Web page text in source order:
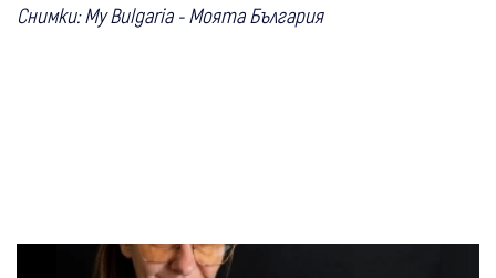
Снимки: My Bulgaria - Моята България